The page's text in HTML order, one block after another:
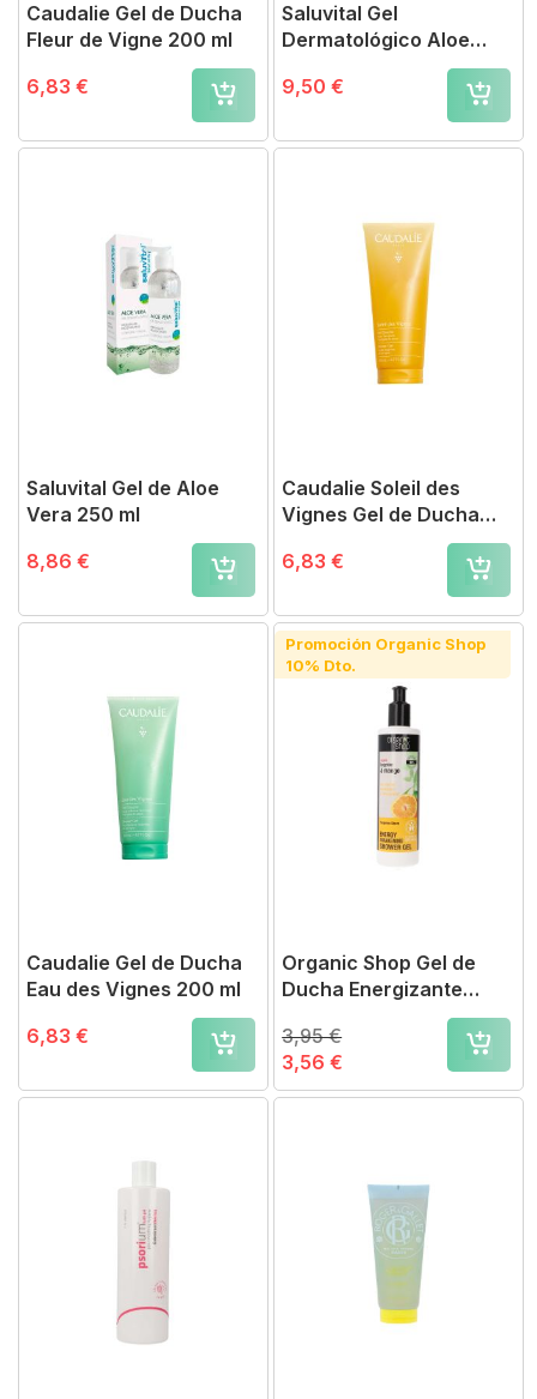
Caudalie Gel de Ducha
Fleur de Vigne 200 ml
6,83 €
Saluvital Gel
Dermatológico Aloe
Vera Origen Natural 250
ml
9,50 €
Saluvital Gel de Aloe
Vera 250 ml
8,86 €
Caudalie Soleil des
Vignes Gel de Ducha
6,83 €
Caudalie Gel de Ducha
Eau des Vignes 200 ml
6,83 €
Promoción Organic Shop
10% Dto.
Organic Shop Gel de
Ducha Energizante
Mandarina 280 ml
3,56 €
3,95 €